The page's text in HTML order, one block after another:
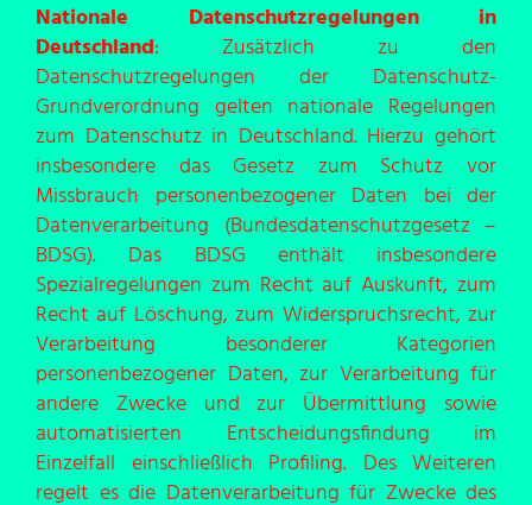
Nationale Datenschutzregelungen in
Deutschland: Zusätzlich zu den
Datenschutzregelungen der Datenschutz-
Grundverordnung gelten nationale Regelungen
zum Datenschutz in Deutschland. Hierzu gehört
insbesondere das Gesetz zum Schutz vor
Missbrauch personenbezogener Daten bei der
Datenverarbeitung (Bundesdatenschutzgesetz –
BDSG). Das BDSG enthält insbesondere
Spezialregelungen zum Recht auf Auskunft, zum
Recht auf Löschung, zum Widerspruchsrecht, zur
Verarbeitung besonderer Kategorien
personenbezogener Daten, zur Verarbeitung für
andere Zwecke und zur Übermittlung sowie
automatisierten Entscheidungsfindung im
Einzelfall einschließlich Profiling. Des Weiteren
regelt es die Datenverarbeitung für Zwecke des